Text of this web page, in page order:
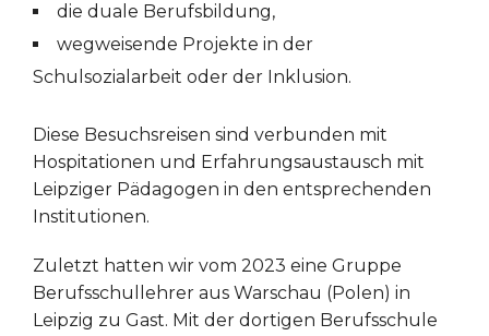
die duale Berufsbildung,
wegweisende Projekte in der
Schulsozialarbeit oder der Inklusion.
Diese Besuchsreisen sind verbunden mit
Hospitationen und Erfahrungsaustausch mit
Leipziger Pädagogen in den entsprechenden
Institutionen.
Zuletzt hatten wir vom 2023 eine Gruppe
Berufsschullehrer aus Warschau (Polen) in
Leipzig zu Gast. Mit der dortigen Berufsschule